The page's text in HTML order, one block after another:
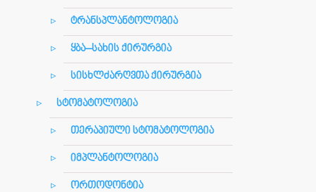
ტრანსპლანტოლოგია
ყბა–სახის ქირურგია
სისხლძარღვთა ქირურგია
სტომატოლოგია
თერაპიული სტომატოლოგია
იმპლანტოლოგია
ორთოდონტია